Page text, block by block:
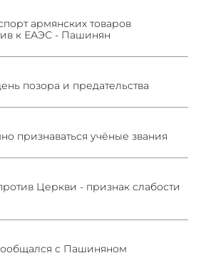
армянских товаров
к ЕАЭС - Пашинян
позора и предательства
признаваться учёные звания
Церкви - признак слабости
с Пашиняном
– детали визита главы
Армении в Тбилиси